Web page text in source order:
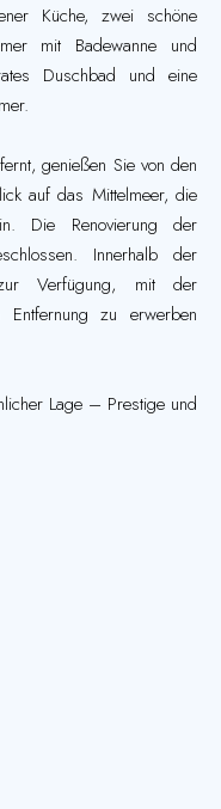
Küche, zwei schöne
mit Badewanne und
Duschbad und eine
genießen Sie von den
auf das Mittelmeer, die
Die Renovierung der
Innerhalb der
Verfügung, mit der
zu erwerben
Lage – Prestige und